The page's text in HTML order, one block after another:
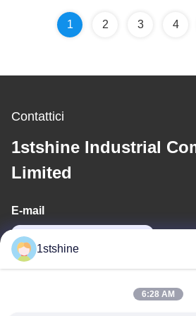
1 2 3 4
Contattici
1stshine Industrial
Limited
E-mail
1stshine
6:28 AM